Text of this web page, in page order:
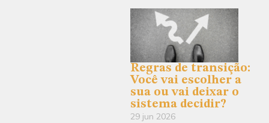
Regras de transição:
Você vai escolher a
sua ou vai deixar o
sistema decidir?
29 jun 2026